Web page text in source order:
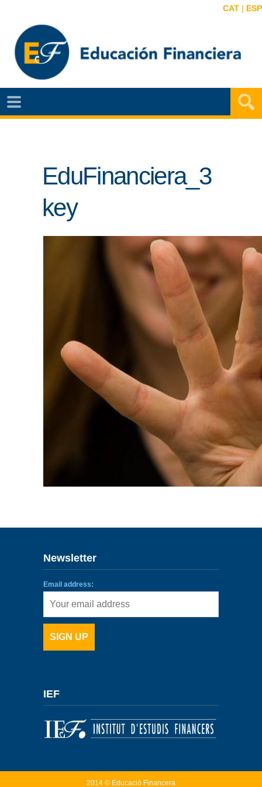
CAT | ESP
NOTÍCIAS
EF
MAPA
PUBLICACIONES
ENLACES
NOSOTROS
EduFinanciera_3
key
Newsletter
Email address:
IEF
2014 © Educació Financera